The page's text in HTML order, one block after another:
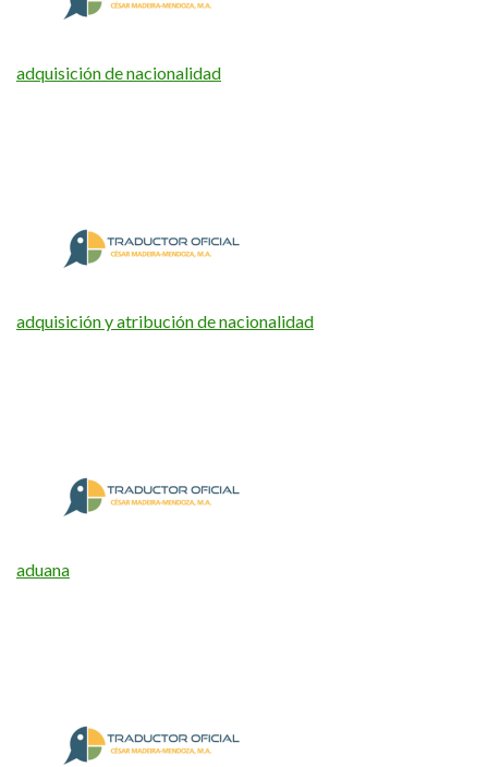
adquisición de nacionalidad
adquisición y atribución de nacionalidad
aduana